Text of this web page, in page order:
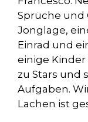
Sprüche und
Jonglage,
Einrad und
einige Kinder
zu Stars und
Aufgaben.
Lachen ist